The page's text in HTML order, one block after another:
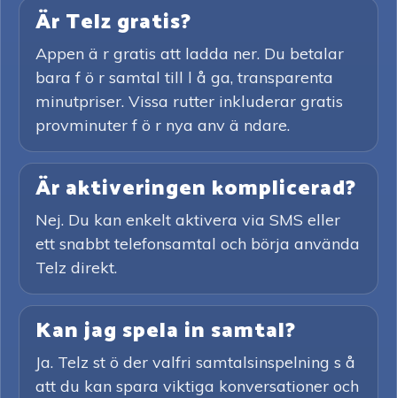
Är Telz gratis?
Appen ä r gratis att ladda ner. Du betalar
bara f ö r samtal till l å ga, transparenta
minutpriser. Vissa rutter inkluderar gratis
provminuter f ö r nya anv ä ndare.
Är aktiveringen komplicerad?
Nej. Du kan enkelt aktivera via SMS eller
ett snabbt telefonsamtal och börja använda
Telz direkt.
Kan jag spela in samtal?
Ja. Telz st ö der valfri samtalsinspelning s å
att du kan spara viktiga konversationer och